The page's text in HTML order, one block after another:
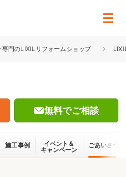
門のLIXILリフォームショップ
無料でご相談
施工事例
イベント＆
キャンペーン
ごあいさつ